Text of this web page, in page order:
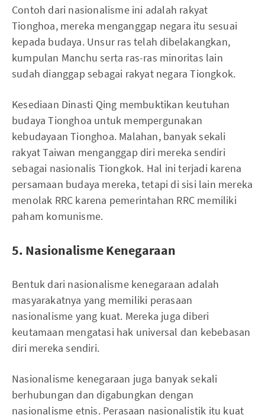
Contoh dari nasionalisme ini adalah rakyat
Tionghoa, mereka menganggap negara itu sesuai
kepada budaya. Unsur ras telah dibelakangkan,
kumpulan Manchu serta ras-ras minoritas lain
sudah dianggap sebagai rakyat negara Tiongkok.
Kesediaan Dinasti Qing membuktikan keutuhan
budaya Tionghoa untuk mempergunakan
kebudayaan Tionghoa. Malahan, banyak sekali
rakyat Taiwan menganggap diri mereka sendiri
sebagai nasionalis Tiongkok. Hal ini terjadi karena
persamaan budaya mereka, tetapi di sisi lain mereka
menolak RRC karena pemerintahan RRC memiliki
paham komunisme.
5. Nasionalisme Kenegaraan
Bentuk dari nasionalisme kenegaraan adalah
masyarakatnya yang memiliki perasaan
nasionalisme yang kuat. Mereka juga diberi
keutamaan mengatasi hak universal dan kebebasan
diri mereka sendiri.
Nasionalisme kenegaraan juga banyak sekali
berhubungan dan digabungkan dengan
nasionalisme etnis. Perasaan nasionalistik itu kuat